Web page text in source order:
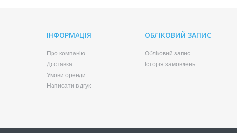
ІНФОРМАЦІЯ
Про компанію
Доставка
Умови оренди
Написати відгук
ОБЛІКОВИЙ ЗАПИС
Обліковий запис
Історія замовлень